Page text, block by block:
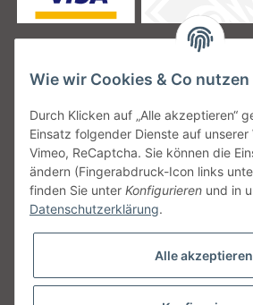
Unsere Versanddienstleister
Unsere Communities
Wie wir Cookies & Co nutzen
Durch Klicken auf „Alle akzeptieren“
Einsatz folgender Dienste auf unserer
Vimeo, ReCaptcha. Sie können die
ändern (Fingerabdruck-Icon links
finden Sie unter Konfigurieren und in
Datenschutzerklärung.
Alle akzeptieren